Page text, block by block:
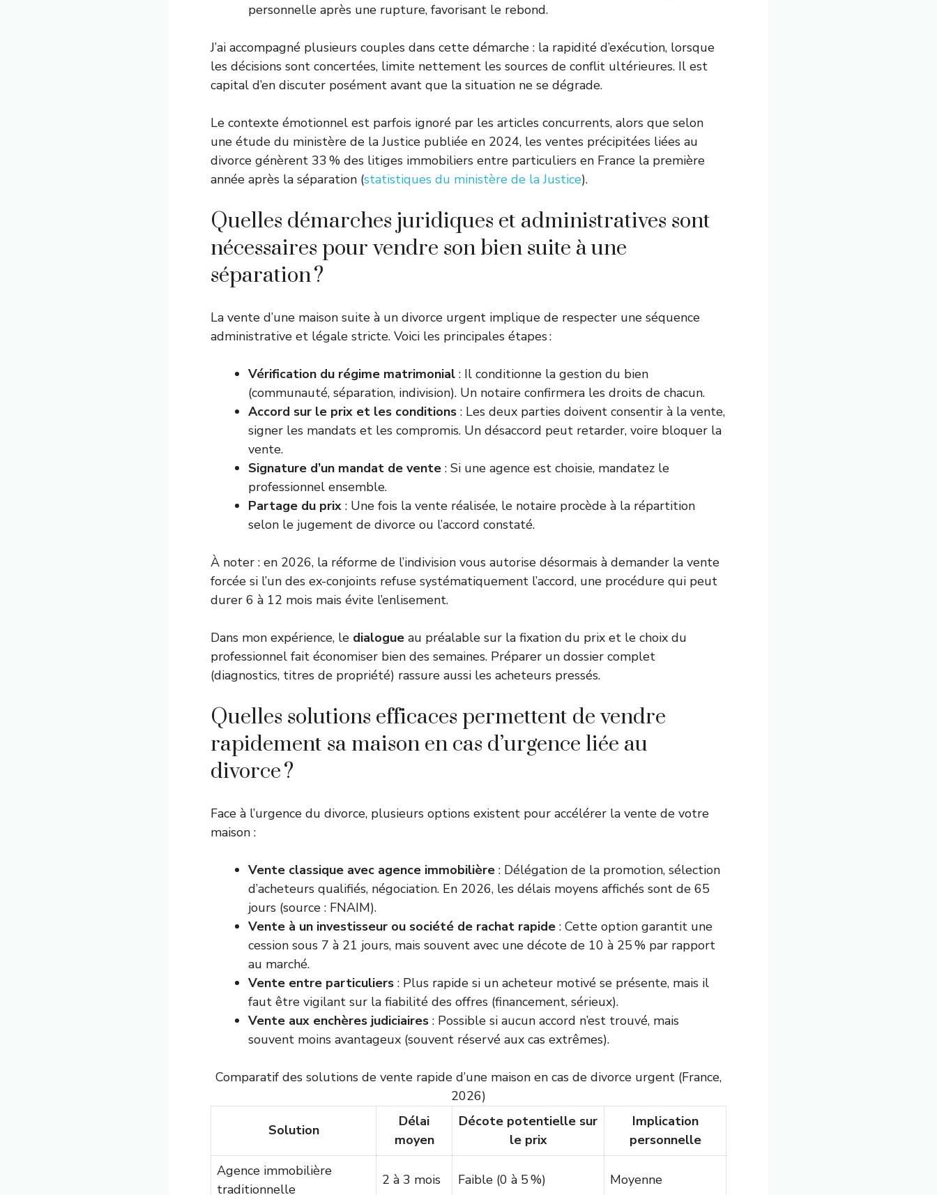
personnelle après une rupture, favorisant le rebond.
J’ai accompagné plusieurs couples dans cette démarche : la rapidité d’exécution, lorsque
les décisions sont concertées, limite nettement les sources de conflit ultérieures. Il est
capital d’en discuter posément avant que la situation ne se dégrade.
Le contexte émotionnel est parfois ignoré par les articles concurrents, alors que selon
une étude du ministère de la Justice publiée en 2024, les ventes précipitées liées au
divorce génèrent 33 % des litiges immobiliers entre particuliers en France la première
année après la séparation (statistiques du ministère de la Justice).
Quelles démarches juridiques et administratives sont
nécessaires pour vendre son bien suite à une
séparation ?
La vente d’une maison suite à un divorce urgent implique de respecter une séquence
administrative et légale stricte. Voici les principales étapes :
Vérification du régime matrimonial : Il conditionne la gestion du bien
(communauté, séparation, indivision). Un notaire confirmera les droits de chacun.
Accord sur le prix et les conditions : Les deux parties doivent consentir à la vente,
signer les mandats et les compromis. Un désaccord peut retarder, voire bloquer la
vente.
Signature d’un mandat de vente : Si une agence est choisie, mandatez le
professionnel ensemble.
Partage du prix : Une fois la vente réalisée, le notaire procède à la répartition
selon le jugement de divorce ou l’accord constaté.
À noter : en 2026, la réforme de l’indivision vous autorise désormais à demander la vente
forcée si l’un des ex-conjoints refuse systématiquement l’accord, une procédure qui peut
durer 6 à 12 mois mais évite l’enlisement.
Dans mon expérience, le dialogue au préalable sur la fixation du prix et le choix du
professionnel fait économiser bien des semaines. Préparer un dossier complet
(diagnostics, titres de propriété) rassure aussi les acheteurs pressés.
Quelles solutions efficaces permettent de vendre
rapidement sa maison en cas d’urgence liée au
divorce ?
Face à l’urgence du divorce, plusieurs options existent pour accélérer la vente de votre
maison :
Vente classique avec agence immobilière : Délégation de la promotion, sélection
d’acheteurs qualifiés, négociation. En 2026, les délais moyens affichés sont de 65
jours (source : FNAIM).
Vente à un investisseur ou société de rachat rapide : Cette option garantit une
cession sous 7 à 21 jours, mais souvent avec une décote de 10 à 25 % par rapport
au marché.
Vente entre particuliers : Plus rapide si un acheteur motivé se présente, mais il
faut être vigilant sur la fiabilité des offres (financement, sérieux).
Vente aux enchères judiciaires : Possible si aucun accord n’est trouvé, mais
souvent moins avantageux (souvent réservé aux cas extrêmes).
Comparatif des solutions de vente rapide d’une maison en cas de divorce urgent (France,
2026)
Solution
Délai
moyen
Décote potentielle sur
le prix
Implication
personnelle
Agence immobilière
traditionnelle
2 à 3 mois Faible (0 à 5 %) Moyenne